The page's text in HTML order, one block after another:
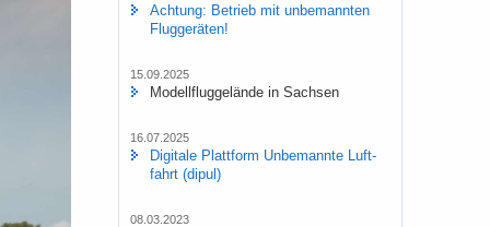
Ach­tung: Be­trieb mit un­be­mann­ten
Flug­ge­rä­ten!
15.09.2025
Mo­dell­flug­ge­län­de in Sach­sen
16.07.2025
Di­gi­ta­le Platt­form Un­be­mann­te Luft­
fahrt (dipul)
08.03.2023